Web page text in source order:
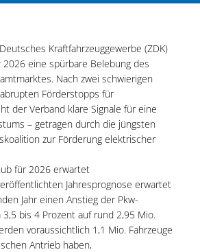
Kraftfahrzeuggewerbe (ZDK)
2026 eine spürbare Belebung des
Nach zwei schwierigen
Förderstopps für
der Verband klare Signale für eine
– getragen durch die jüngsten
zur Förderung elektrischer
für 2026 erwartet
Jahresprognose erwartet
Jahr einen Anstieg der Pkw-
bis 4 Prozent auf rund 2,95 Mio.
voraussichtlich 1,1 Mio. Fahrzeuge
Antrieb haben,